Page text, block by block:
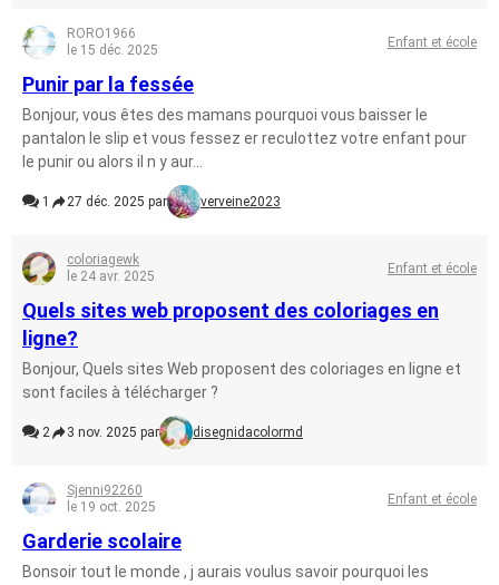
RORO1966
le 15 déc. 2025
Enfant et école
Punir par la fessée
Bonjour, vous êtes des mamans pourquoi vous baisser le
pantalon le slip et vous fessez er reculottez votre enfant pour
le punir ou alors il n y aur...
1 27 déc. 2025 par verveine2023
coloriagewk
le 24 avr. 2025
Enfant et école
Quels sites web proposent des coloriages en
ligne?
Bonjour, Quels sites Web proposent des coloriages en ligne et
sont faciles à télécharger ?
2 3 nov. 2025 par disegnidacolormd
Sjenni92260
le 19 oct. 2025
Enfant et école
Garderie scolaire
Bonsoir tout le monde , j aurais voulus savoir pourquoi les